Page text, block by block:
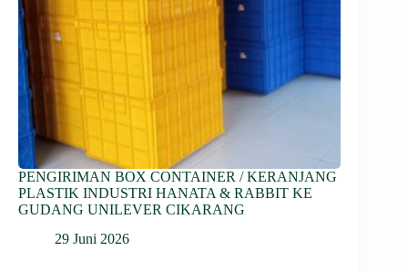
PENGIRIMAN BOX CONTAINER / KERANJANG
PLASTIK INDUSTRI HANATA & RABBIT KE
GUDANG UNILEVER CIKARANG
29 Juni 2026